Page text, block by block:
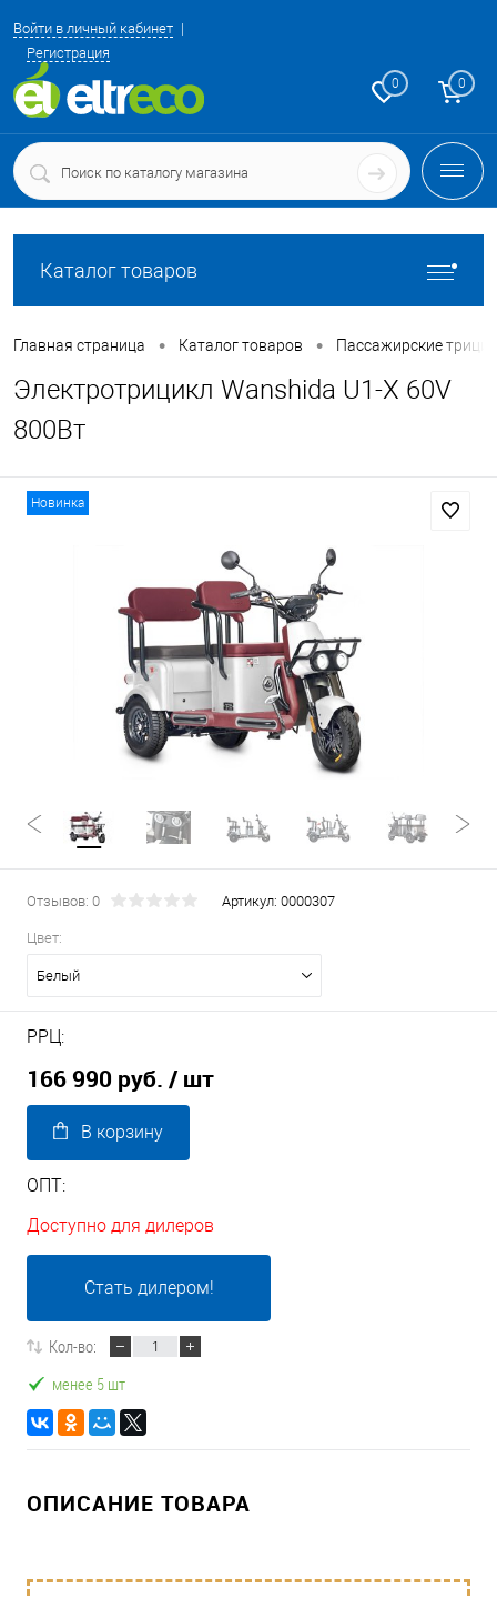
Войти в личный кабинет
Регистрация
0 0
Каталог товаров
Главная страница • Каталог товаров • Пассажирские
Электротрицикл Wanshida U1-X 60V
800Вт
Новинка
Отзывов: 0 Артикул: 0000307
Цвет:
Белый
РРЦ:
166 990 руб. / шт
В корзину
ОПТ:
Доступно для дилеров
Стать дилером!
Кол-во:
менее 5 шт
ОПИСАНИЕ ТОВАРА